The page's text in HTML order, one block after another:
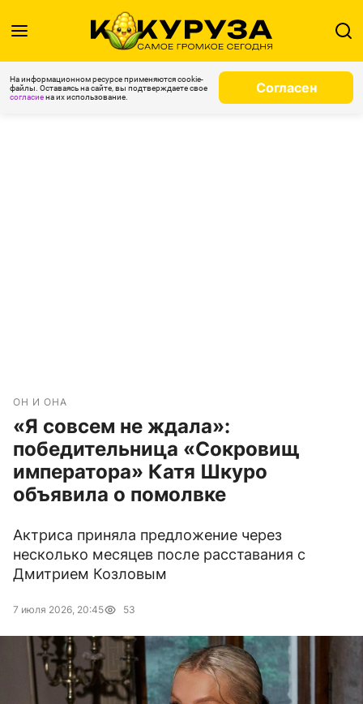
На информационном ресурсе применяются cookie-
файлы. Оставаясь на сайте, вы подтверждаете свое
согласиена их использование.
Согласен
ОН И ОНА
«Я совсем не ждала»:
победительница «Сокровищ
императора» Катя Шкуро
объявила о помолвке
Актриса приняла предложение через
несколько месяцев после расставания с
Дмитрием Козловым
7 июля 2026, 20:45 53